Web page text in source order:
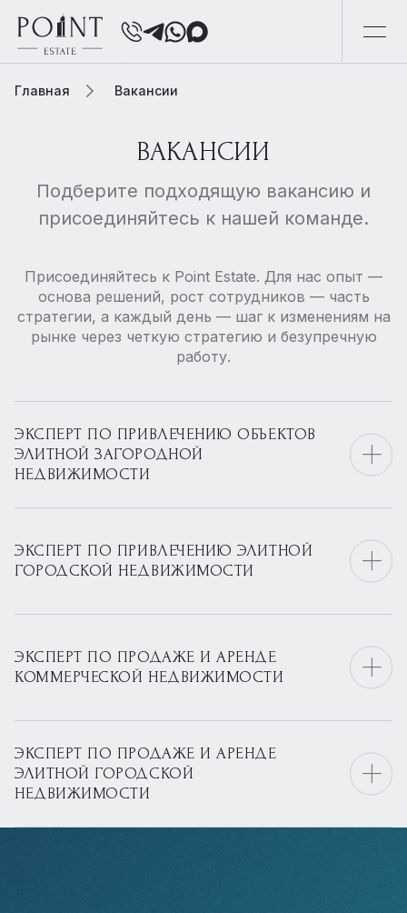
Главная Вакансии
ВАКАНСИИ
Подберите подходящую вакансию и
присоединяйтесь к нашей команде.
Присоединяйтесь к Point Estate. Для нас опыт —
основа решений, рост сотрудников — часть
стратегии, а каждый день — шаг к изменениям на
рынке через четкую стратегию и безупречную
работу.
ЭКСПЕРТ ПО ПРИВЛЕЧЕНИЮ ОБЪЕКТОВ
ЭЛИТНОЙ ЗАГОРОДНОЙ
НЕДВИЖИМОСТИ
ЭКСПЕРТ ПО ПРИВЛЕЧЕНИЮ ЭЛИТНОЙ
ГОРОДСКОЙ НЕДВИЖИМОСТИ
ЭКСПЕРТ ПО ПРОДАЖЕ И АРЕНДЕ
КОММЕРЧЕСКОЙ НЕДВИЖИМОСТИ
ЭКСПЕРТ ПО ПРОДАЖЕ И АРЕНДЕ
ЭЛИТНОЙ ГОРОДСКОЙ
НЕДВИЖИМОСТИ